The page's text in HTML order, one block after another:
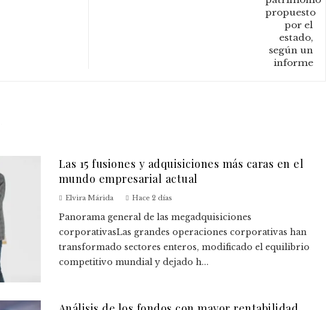
Las 15 fusiones y adquisiciones más caras en el
mundo empresarial actual
Elvira Márida Hace 2 días
Panorama general de las megadquisiciones
corporativasLas grandes operaciones corporativas han
transformado sectores enteros, modificado el equilibrio
competitivo mundial y dejado h...